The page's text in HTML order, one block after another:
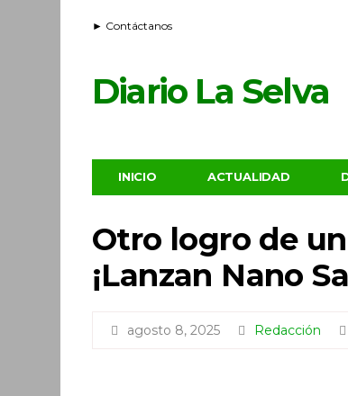
► Contáctanos
Diario La Selva
INICIO ACTUALIDAD
Otro logro de
¡Lanzan Nano
agosto 8, 2025 Redacción